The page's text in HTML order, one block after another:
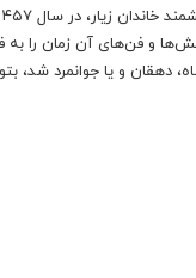
فن‌های آن زمان را به
دهقان و یا جوانمرد شد،